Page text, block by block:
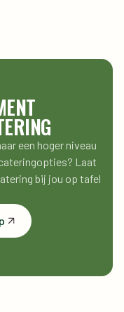
een hoger niveau
Laat
bij jou op tafel